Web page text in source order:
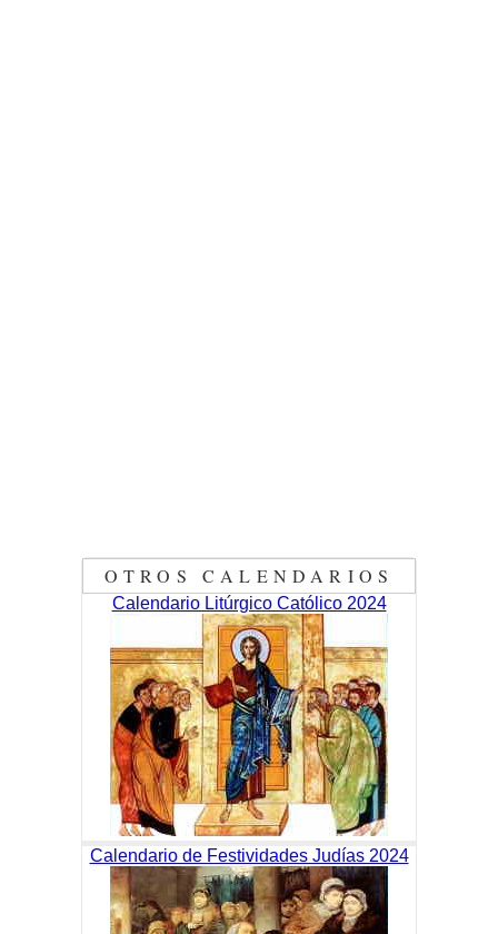
OTROS CALENDARIOS
Calendario Litúrgico Católico 2024
Calendario de Festividades Judías 2024